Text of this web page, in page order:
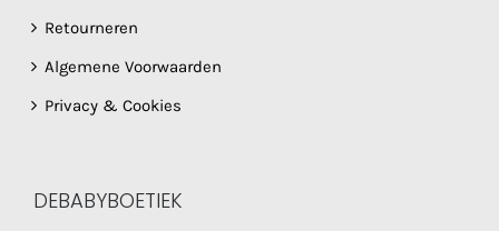
Retourneren
Algemene Voorwaarden
Privacy & Cookies
DEBABYBOETIEK